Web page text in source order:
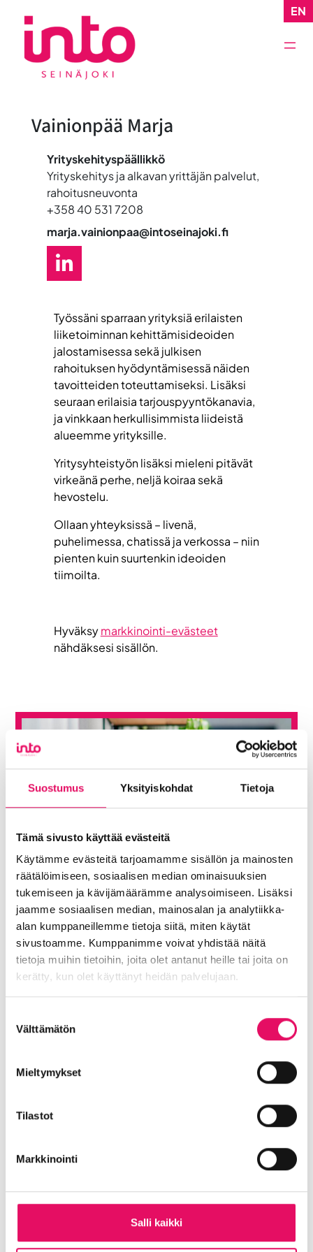
Suostumus Yksityiskohdat Tietoja
Tämä sivusto käyttää evästeitä
Käytämme evästeitä tarjoamamme sisällön ja mainosten
räätälöimiseen, sosiaalisen median ominaisuuksien
tukemiseen ja kävijämäärämme analysoimiseen. Lisäksi
jaamme sosiaalisen median, mainosalan ja analytiikka-
alan kumppaneillemme tietoja siitä, miten käytät
sivustoamme. Kumppanimme voivat yhdistää näitä
tietoja muihin tietoihin, joita olet antanut heille tai joita on
kerätty, kun olet käyttänyt heidän palvelujaan.
valinta
Välttämätön
Mieltymykset
Tilastot
Markkinointi
Salli kaikki
sisältöön
EN
Vainionpää Marja
Yrityskehityspäällikkö
Yrityskehitys ja alkavan yrittäjän palvelut,
rahoitusneuvonta
+358 40 531 7208
marja.vainionpaa@intoseinajoki.fi
Työssäni sparraan yrityksiä erilaisten
liiketoiminnan kehittämisideoiden
jalostamisessa sekä julkisen
rahoituksen hyödyntämisessä näiden
tavoitteiden toteuttamiseksi. Lisäksi
seuraan erilaisia tarjouspyyntökanavia,
ja vinkkaan herkullisimmista liideistä
alueemme yrityksille.
Yritysyhteistyön lisäksi mieleni pitävät
virkeänä perhe, neljä koiraa sekä
hevostelu.
Ollaan yhteyksissä – livenä,
puhelimessa, chatissä ja verkossa – niin
pienten kuin suurtenkin ideoiden
tiimoilta.
Hyväksymarkkinointi-evästeet
nähdäksesi sisällön.
Järjestämme vuosittain kymmeniä tapahtumia ja
liiketoimintaa ja ihmisten verkostoitumista.
Siirry tapahtumat-sivulle
Tarjoa yritysuutisia